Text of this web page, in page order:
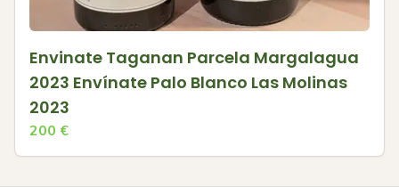
Envinate Taganan Parcela Margalagua
2023 Envínate Palo Blanco Las Molinas
2023
200 €